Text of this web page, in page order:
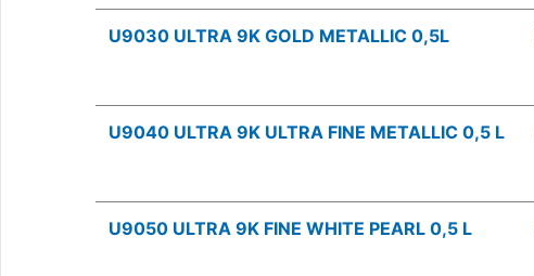
U9030 ULTRA 9K GOLD METALLIC 0,5L
U9040 ULTRA 9K ULTRA FINE METALLIC 0,5 L
U9050 ULTRA 9K FINE WHITE PEARL 0,5 L